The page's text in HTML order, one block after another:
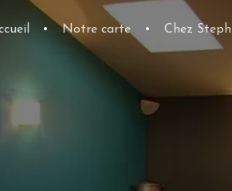
• Notre carte • Chez Steph